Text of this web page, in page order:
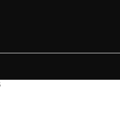
Mitsubishi Electric